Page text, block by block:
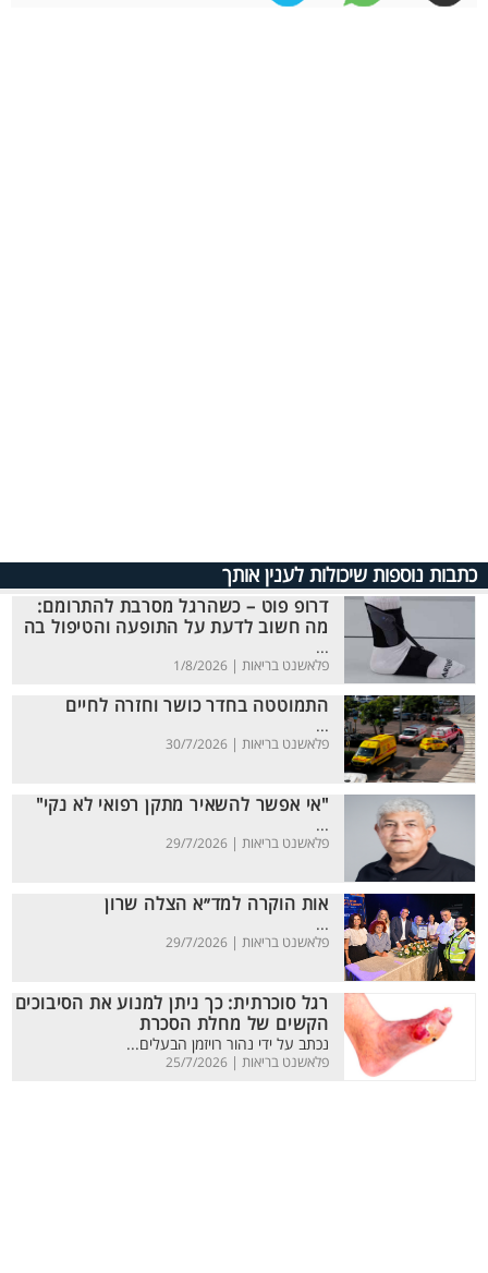
כתבות נוספות שיכולות לענין אותך
דרופ פוט – כשהרגל מסרבת להתרומם:
מה חשוב לדעת על התופעה והטיפול בה
...
פלאשנט בריאות | 1/8/2026
התמוטטה בחדר כושר וחזרה לחיים
...
פלאשנט בריאות | 30/7/2026
"אי אפשר להשאיר מתקן רפואי לא נקי"
...
פלאשנט בריאות | 29/7/2026
אות הוקרה למד״א הצלה שרון
...
פלאשנט בריאות | 29/7/2026
רגל סוכרתית: כך ניתן למנוע את הסיבוכים
הקשים של מחלת הסכרת
נכתב על ידי נהור רויזמן הבעלים...
פלאשנט בריאות | 25/7/2026